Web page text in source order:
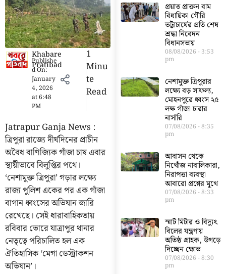
Khabare
Pratibad
Publishe
d On:
January
4, 2026
at6:48
PM
1
Minu
Te
Read
Jatrapur Ganja News :
ত্রিপুরা রাজ্যে দীর্ঘদিনের প্রাচীন
অবৈধ বাণিজ্যিক গাঁজা চাষ এবার
স্থায়ীভাবে বিলুপ্তির পথে।
‘নেশামুক্ত ত্রিপুরা’ গড়ার লক্ষ্যে
রাজ্য পুলিশ একের পর এক গাঁজা
বাগান ধ্বংসের অভিযান জারি
রেখেছে। সেই ধারাবাহিকতায়
রবিবার ভোরে যাত্রাপুর থানার
নেতৃত্বে পরিচালিত হল এক
ঐতিহাসিক ‘মেগা ডেস্ট্রাকশন
অভিযান’।
প্রয়াত প্রাক্তন বাম
বিধায়িকা গৌরি
ভট্টাচার্যের প্রতি শেষ
শ্রদ্ধা নিবেদন
বিধানসভায়
08/08/2026 3:53
pm
নেশামুক্ত ত্রিপুরার
লক্ষ্যে বড় সাফল্য,
মোহনপুরে ধ্বংস ২৫
লক্ষ গাঁজা চারার
নার্সারি
07/08/2026 8:35
pm
আবাসন থেকে
নিখোঁজ নাবালিকারা,
নিরাপত্তা ব্যবস্থা
আবারো প্রশ্নের মুখে
07/08/2026 8:33
pm
স্মার্ট মিটার ও বিদ্যুৎ
বিলের যন্ত্রণায়
অতিষ্ঠ গ্রাহক, উগড়ে
দিচ্ছেন ক্ষোভ
07/08/2026 8:30
pm